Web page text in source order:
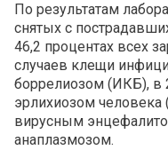
По результатам
снятых с
46,2 процентах всех
случаев клещи
боррелиозом (ИКБ), в
эрлихиозом
вирусным
анаплазмозом.